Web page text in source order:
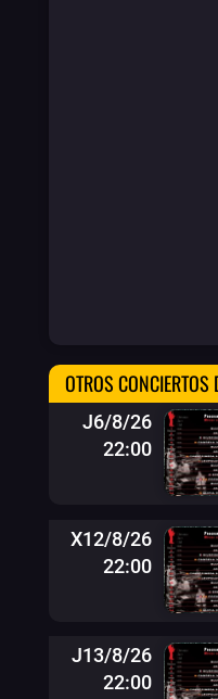
OTROS
J6/8/26
22:00
X12/8/26
22:00
J13/8/26
22:00